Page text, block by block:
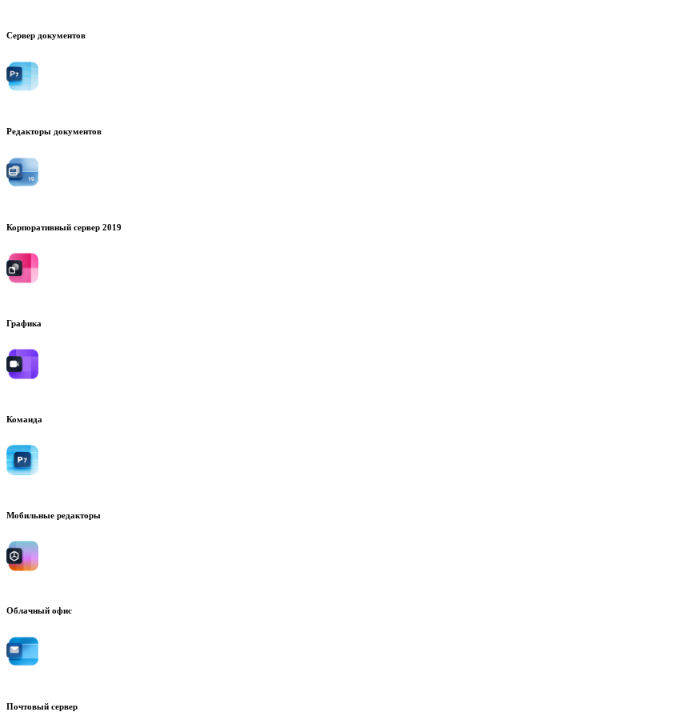
Сервер документов
Редакторы документов
Корпоративный сервер 2019
Графика
Команда
Мобильные редакторы
Облачный офис
Почтовый сервер